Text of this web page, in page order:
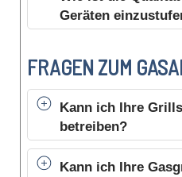
Geräten
FRAGEN ZUM
Kann ich Ihre
betreiben?
Kann ich Ihre